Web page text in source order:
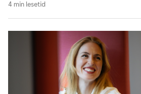
4 min lesetid